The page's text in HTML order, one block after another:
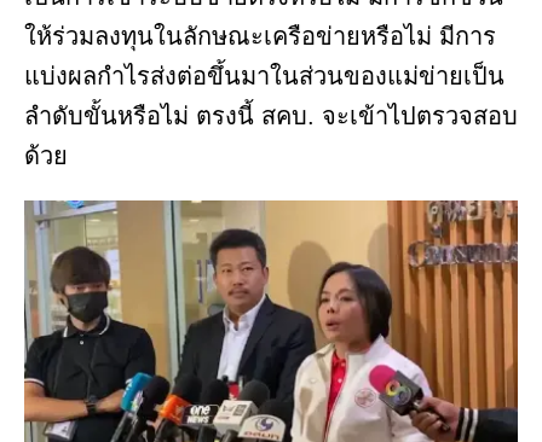
ให้ร่วมลงทุนในลักษณะเครือข่ายหรือไม่ มีการ
แบ่งผลกำไรส่งต่อขึ้นมาในส่วนของแม่ข่ายเป็น
ลำดับขั้นหรือไม่ ตรงนี้ สคบ. จะเข้าไปตรวจสอบ
ด้วย